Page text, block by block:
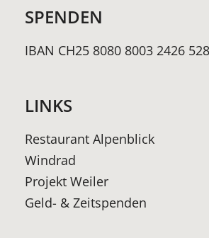
SPENDEN
IBAN CH25 8080 8003 2426
LINKS
Restaurant Alpenblick
Windrad
Projekt Weiler
Geld- & Zeitspenden